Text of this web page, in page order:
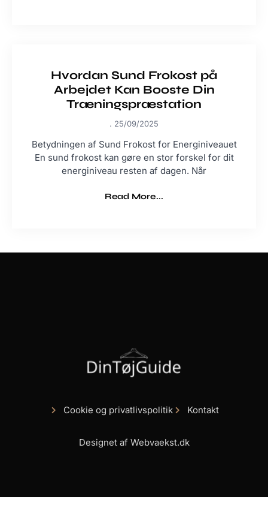
Hvordan Sund Frokost på
Arbejdet Kan Booste Din
Træningspræstation
25/09/2025
Betydningen af Sund Frokost for Energiniveauet
En sund frokost kan gøre en stor forskel for dit
energiniveau resten af dagen. Når
Read More...
Cookie og privatlivspolitik Kontakt
Designet af Webvaekst.dk